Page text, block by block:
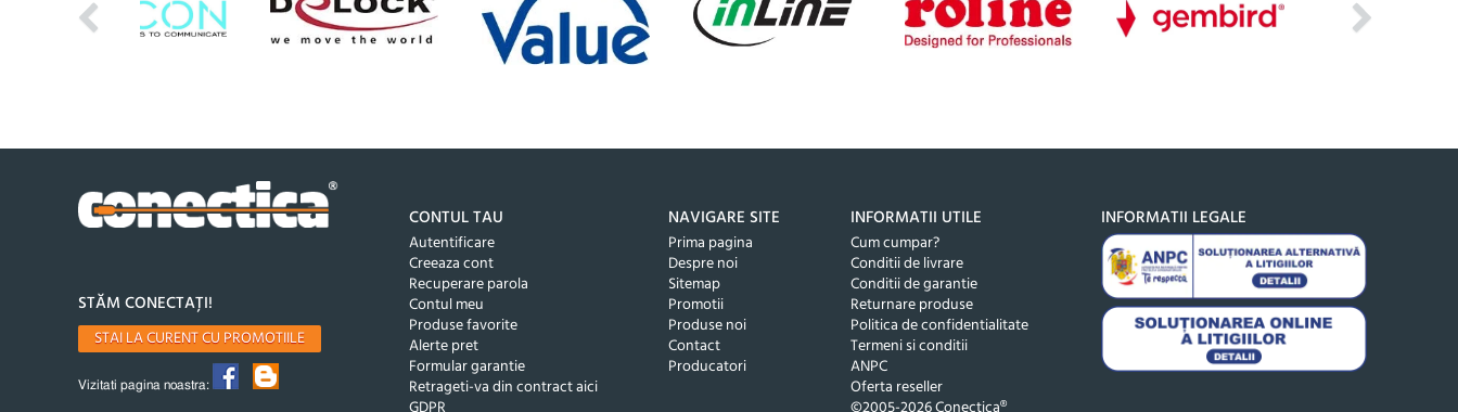
STĂM CONECTAȚI!
STAI LA CURENT CU PROMOTIILE
Vizitati pagina noastra:
CONTUL TAU
Autentificare
Creeaza cont
Recuperare parola
Contul meu
Produse favorite
Alerte pret
Formular garantie
Retrageti-va din contract aici
NAVIGARE SITE
Prima pagina
Despre noi
Sitemap
Promotii
Produse noi
Contact
Producatori
INFORMATII UTILE
Cum cumpar?
Conditii de livrare
Conditii de garantie
Returnare produse
Politica de confidentialitate
Termeni si conditii
ANPC
Oferta reseller
INFORMATII LEGALE